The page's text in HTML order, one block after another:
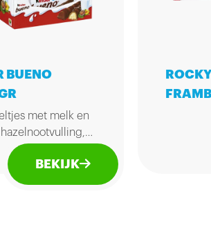
BUENO
met melk en
BEKIJK